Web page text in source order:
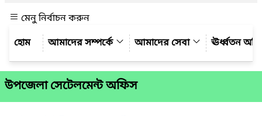
মেনু নির্বাচন করুন
আমাদের সম্পর্কে
আমাদের সেবা ঊর্ধ্বতন
উপজেলা সেটেলমেন্ট অফিস